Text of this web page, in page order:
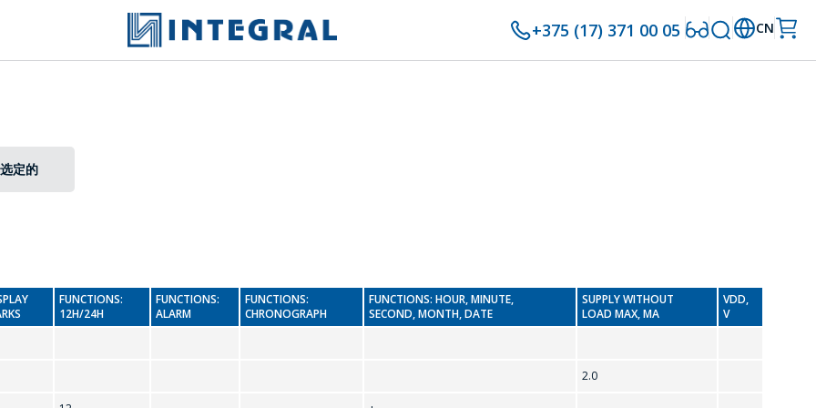
+375 (17) 371 00 05 CN
PACKAGE
定的
FUNCTIONS:
12H/24H
FUNCTIONS:
ALARM
FUNCTIONS:
CHRONOGRAPH
FUNCTIONS: HOUR, MINUTE,
SECOND, MONTH, DATE
SUPPLY WITHOUT
LOAD MAX, MA
VDD,
V
2.0
問一個問題